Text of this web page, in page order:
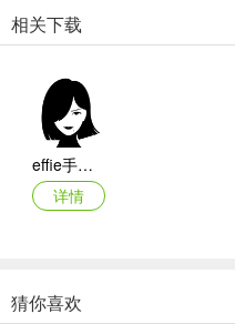
7、文字大纲自由混排，写作不受
Effie手机app如何进行任务管理
1、收集
需要建立一个工作篮或者收集
设置了名为文稿箱的文件夹，
集各种待办事项的入口。
相关下载
effie手机app
详情
猜你喜欢